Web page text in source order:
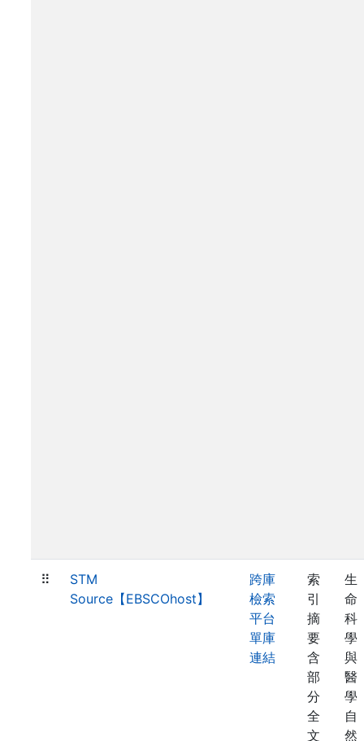
⠿
STM
Source【EBSCOhost】
跨庫
檢索
平台
單庫
連結
索
引
摘
要
含
部
分
全
文
生
命
科
學
與
醫
學
自
然